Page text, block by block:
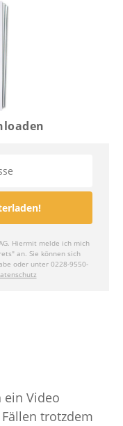
ein Video
trotzdem